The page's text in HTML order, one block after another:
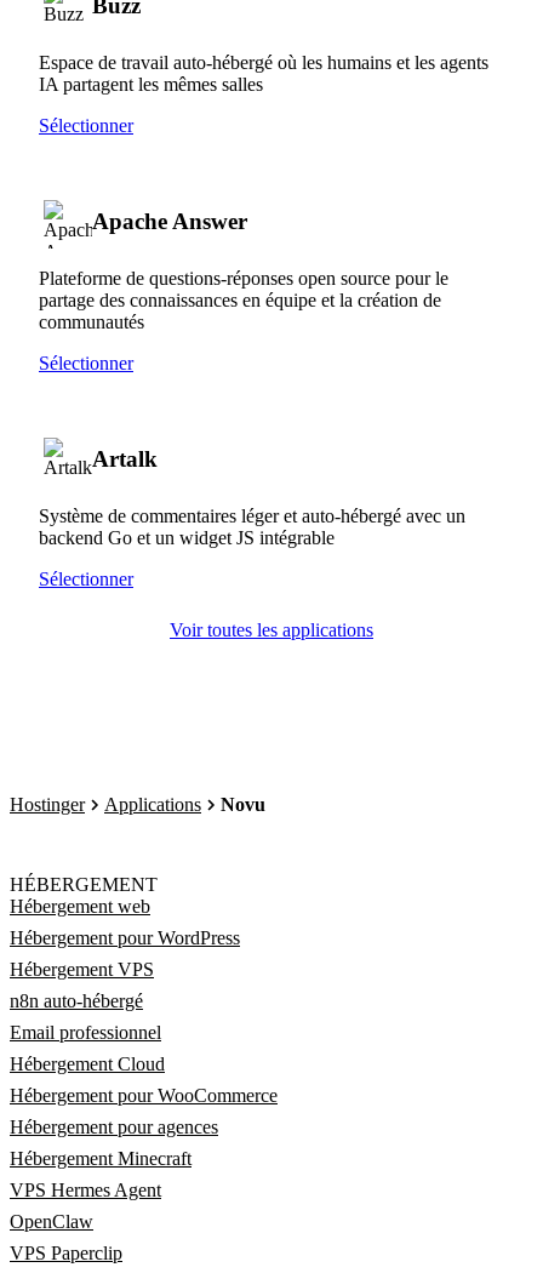
Espace de travail auto-hébergé où les humains et les agents
IA partagent les mêmes salles
Sélectionner
Apache Answer
Plateforme de questions-réponses open source pour le
partage des connaissances en équipe et la création de
communautés
Sélectionner
Artalk
Système de commentaires léger et auto-hébergé avec un
backend Go et un widget JS intégrable
Sélectionner
Voir toutes les applications
Hostinger Applications Novu
HÉBERGEMENT
Hébergement web
Hébergement pour WordPress
Hébergement VPS
n8n auto-hébergé
Email professionnel
Hébergement Cloud
Hébergement pour WooCommerce
Hébergement pour agences
Hébergement Minecraft
VPS Hermes Agent
OpenClaw
VPS Paperclip